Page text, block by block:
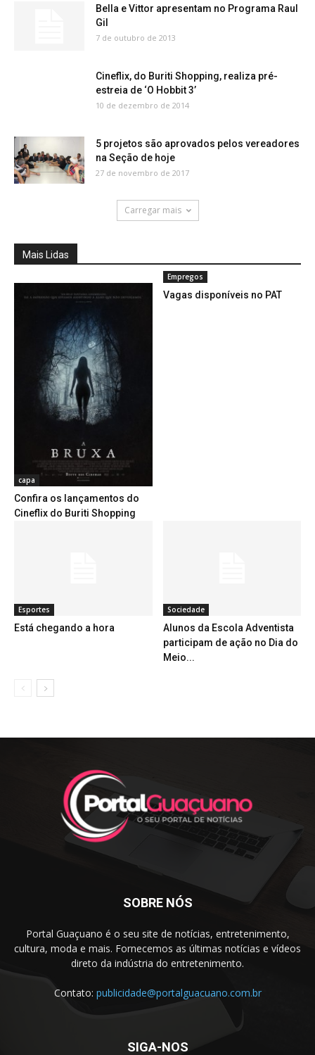
Bella e Vittor apresentam no Programa Raul
Gil
7 de outubro de 2013
Cineflix, do Buriti Shopping, realiza pré-
estreia de ‘O Hobbit 3’
10 de dezembro de 2014
5 projetos são aprovados pelos vereadores
na Seção de hoje
27 de novembro de 2017
Carregar mais
Mais Lidas
capa
Confira os lançamentos do
Cineflix do Buriti Shopping
Empregos
Vagas disponíveis no PAT
Esportes
Está chegando a hora
Sociedade
Alunos da Escola Adventista
participam de ação no Dia do
Meio...
SOBRE NÓS
Portal Guaçuano é o seu site de notícias, entretenimento,
cultura, moda e mais. Fornecemos as últimas notícias e vídeos
direto da indústria do entretenimento.
Contato: publicidade@portalguacuano.com.br
SIGA-NOS